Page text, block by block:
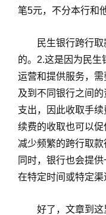
笔5元，不分本行和
民生银行跨行
的。2.这是因为民生
运营和提供服务，
及到不同银行之间
支出，因此收取手
续费的收取也可以促
减少频繁的跨行取款
同时，银行也会提
在特定时间或特定渠
好了，文章到